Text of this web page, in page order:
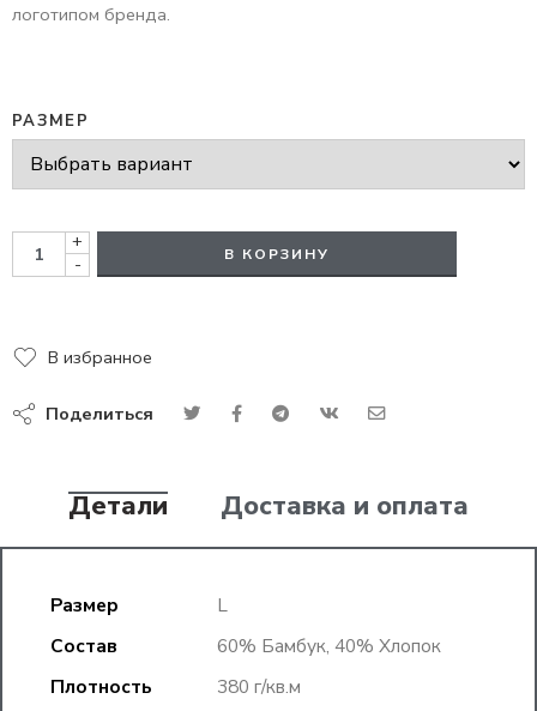
логотипом бренда.
РАЗМЕР
+
-
В КОРЗИНУ
В избранное
Поделиться
Детали Доставка и оплата
Размер
L
Состав
60% Бамбук, 40% Хлопок
Плотность
380 г/кв.м